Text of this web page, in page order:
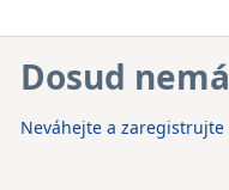
Dosud
Neváhejte a zaregistrujte